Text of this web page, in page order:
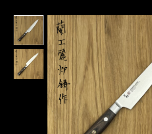
Product image slideshow Items